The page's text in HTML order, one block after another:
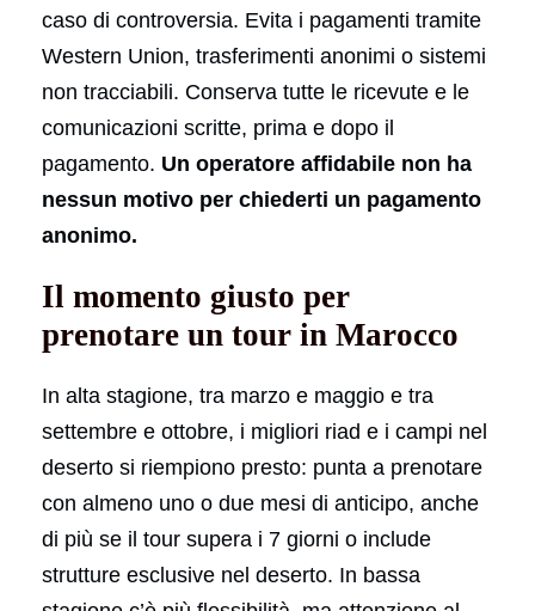
caso di controversia. Evita i pagamenti tramite
Western Union, trasferimenti anonimi o sistemi
non tracciabili. Conserva tutte le ricevute e le
comunicazioni scritte, prima e dopo il
pagamento. Un operatore affidabile non ha
nessun motivo per chiederti un pagamento
anonimo.
Il momento giusto per
prenotare un tour in Marocco
In alta stagione, tra marzo e maggio e tra
settembre e ottobre, i migliori riad e i campi nel
deserto si riempiono presto: punta a prenotare
con almeno uno o due mesi di anticipo, anche
di più se il tour supera i 7 giorni o include
strutture esclusive nel deserto. In bassa